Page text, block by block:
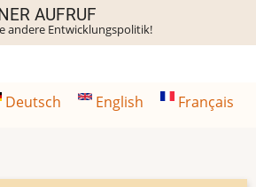
AUFRUF
andere Entwicklungspolitik!
Deutsch English Français